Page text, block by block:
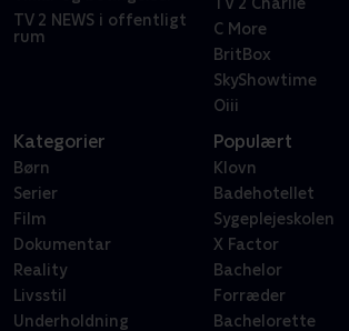
TV 2 NEWS i offentligt
rum
C More
BritBox
SkyShowtime
Oiii
Kategorier
Børn
Serier
Film
Dokumentar
Reality
Livsstil
Underholdning
Populært
Klovn
Badehotellet
Sygeplejeskolen
X Factor
Bachelor
Forræder
Bachelorette